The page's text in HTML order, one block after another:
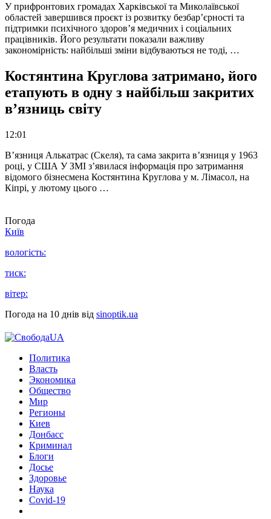
У прифронтових громадах Харківської та Миколаївської
областей завершився проєкт із розвитку безбар’єрності та
підтримки психічного здоров’я медичних і соціальних
працівників. Його результати показали важливу
закономірність: найбільші зміни відбуваються не тоді, …
Костянтина Круглова затримано, його
етапують в одну з найбільш закритих
в’язниць світу
12:01
В’язниця Алькатрас (Скеля), та сама закрита в’язниця у 1963
році, у США У ЗМІ з’явилася інформація про затримання
відомого бізнесмена Костянтина Круглова у м. Лімасол, на
Кіпрі, у лютому цього …
Погода
Київ
вологість:
тиск:
вітер:
Погода на 10 днів від sinoptik.ua
Политика
Власть
Экономика
Общество
Мир
Регионы
Киев
Донбасс
Криминал
Блоги
Досье
Здоровье
Наука
Covid-19